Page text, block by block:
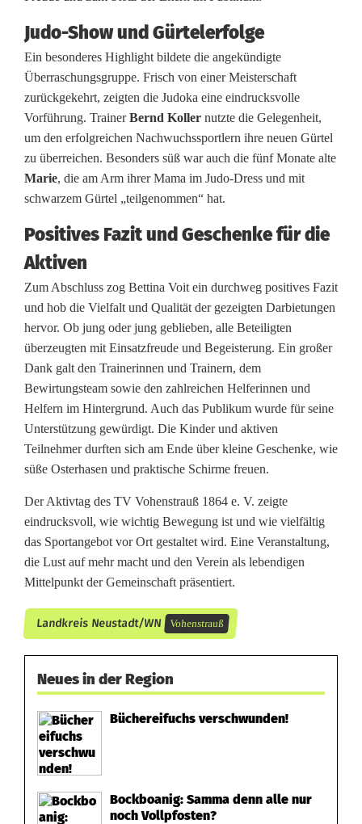
Judo-Show und Gürtelerfolge
Ein besonderes Highlight bildete die angekündigte
Überraschungsgruppe. Frisch von einer Meisterschaft
zurückgekehrt, zeigten die Judoka eine eindrucksvolle
Vorführung. TrainerBernd Koller nutzte die Gelegenheit,
um den erfolgreichen Nachwuchssportlern ihre neuen Gürtel
zu überreichen. Besonders süß war auch die fünf Monate alte
Marie, die am Arm ihrer Mama im Judo-Dress und mit
schwarzem Gürtel „teilgenommen“ hat.
Positives Fazit und Geschenke für die
Aktiven
Zum Abschluss zog Bettina Voit ein durchweg positives Fazit
und hob die Vielfalt und Qualität der gezeigten Darbietungen
hervor. Ob jung oder jung geblieben, alle Beteiligten
überzeugten mit Einsatzfreude und Begeisterung. Ein großer
Dank galt den Trainerinnen und Trainern, dem
Bewirtungsteam sowie den zahlreichen Helferinnen und
Helfern im Hintergrund. Auch das Publikum wurde für seine
Unterstützung gewürdigt. Die Kinder und aktiven
Teilnehmer durften sich am Ende über kleine Geschenke, wie
süße Osterhasen und praktische Schirme freuen.
Der Aktivtag des TV Vohenstrauß 1864 e. V. zeigte
eindrucksvoll, wie wichtig Bewegung ist und wie vielfältig
das Sportangebot vor Ort gestaltet wird. Eine Veranstaltung,
die Lust auf mehr macht und den Verein als lebendigen
Mittelpunkt der Gemeinschaft präsentiert.
Landkreis Neustadt/WN Vohenstrauß
Neues in der Region
Büchereifuchs verschwunden!
Bockboanig: Samma denn alle nur
noch Vollpfosten?